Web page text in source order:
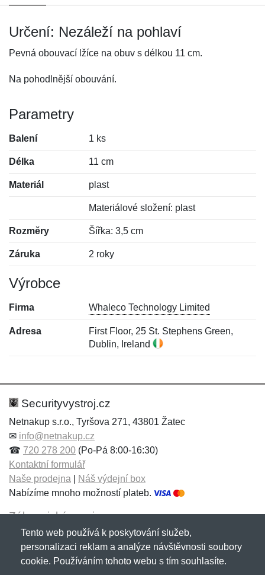
Určení: Nezáleží na pohlaví
Pevná obouvací lžíce na obuv s délkou 11 cm.
Na pohodlnější obouvání.
Parametry
Balení 1 ks
Délka 11 cm
Materiál plast
Materiálové složení: plast
Rozměry Šířka: 3,5 cm
Záruka 2 roky
Výrobce
Firma Whaleco Technology Limited
Adresa
First Floor, 25 St. Stephens Green,
Dublin, Ireland
Hodnocení:
Jméno: *
Zpráva*
Jméno:
E-mail:*
Securityvystroj.cz
Netnakup s.r.o., Tyršova 271, 43801 Žatec
✉ info@netnakup.cz
☎ 720 278 200 (Po-Pá 8:00-16:30)
Kontaktní formulář
Naše prodejna
Náš výdejní box
Nabízíme mnoho možností plateb.
Zákaznický servis
Novinky emailem
Tento web používá k poskytování služeb,
personalizaci reklam a analýze návštěvnosti soubory
cookie. Používáním tohoto webu s tím souhlasíte.